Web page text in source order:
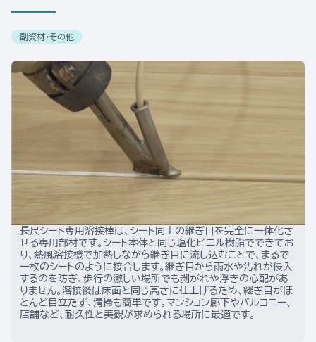
副資材・その他
長尺シート専用溶接棒は、シート同士の継ぎ目を完全に一体化さ
せる専用部材です。シート本体と同じ塩化ビニル樹脂でできてお
り、熱風溶接機で加熱しながら継ぎ目に流し込むことで、まるで
一枚のシートのように接合します。継ぎ目から雨水や汚れが侵入
するのを防ぎ、歩行の激しい場所でも剥がれや浮きの心配があ
りません。溶接後は床面と同じ高さに仕上げるため、継ぎ目がほ
とんど目立たず、清掃も簡単です。マンション廊下やバルコニー、
店舗など、耐久性と美観が求められる場所に最適です。